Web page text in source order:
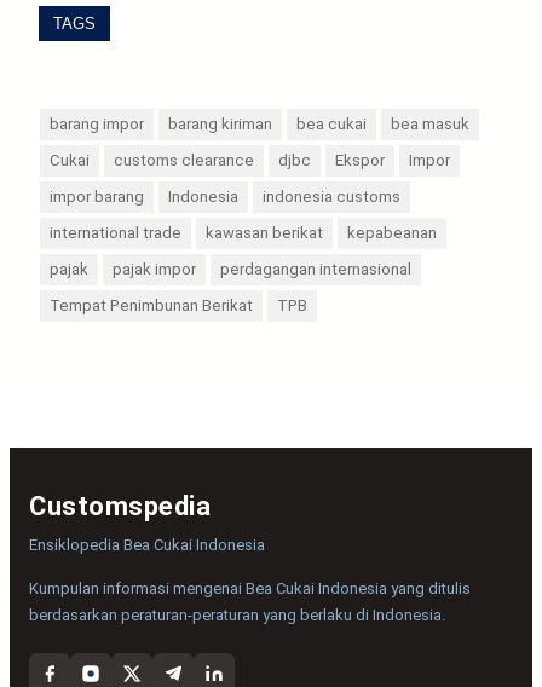
TAGS
barang impor barang kiriman bea cukai
bea masuk
Cukai
customs clearance djbc Ekspor
Impor
impor barang
Indonesia
indonesia customs
international trade
kawasan berikat
kepabeanan
pajak
pajak impor
perdagangan internasional
Tempat Penimbunan Berikat
TPB
Customspedia
Ensiklopedia Bea Cukai Indonesia
Kumpulan informasi mengenai Bea Cukai Indonesia yang ditulis
berdasarkan peraturan-peraturan yang berlaku di Indonesia.